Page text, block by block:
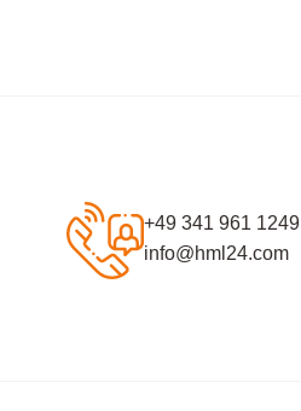
+49 341 961 1249
info@hml24.com